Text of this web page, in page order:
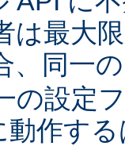
は最大
、同一
の設定
動作す